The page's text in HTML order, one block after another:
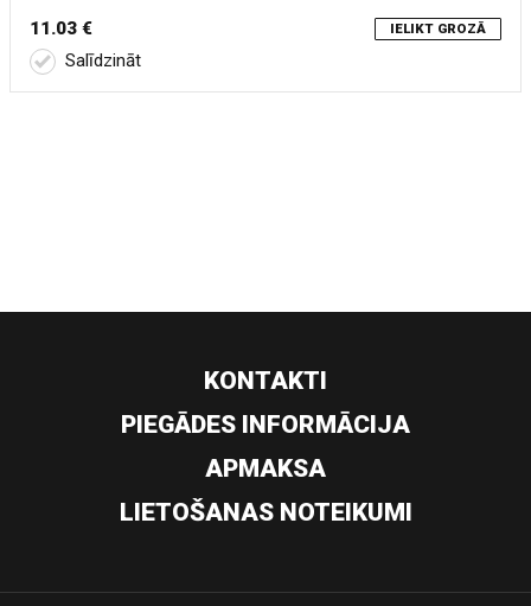
11.03 € IELIKT GROZĀ
Salīdzināt
KONTAKTI
PIEGĀDES INFORMĀCIJA
APMAKSA
LIETOŠANAS NOTEIKUMI